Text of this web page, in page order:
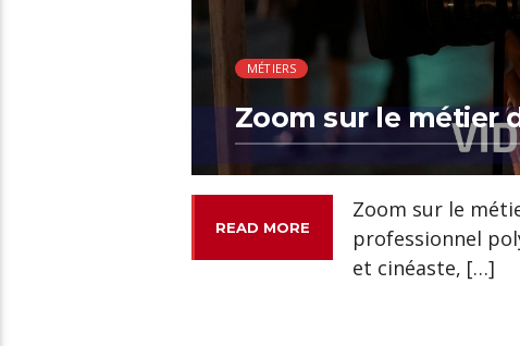
MÉTIERS
Zoom sur le métier
READ MORE
Zoom sur le
professionnel
et cinéaste, […]